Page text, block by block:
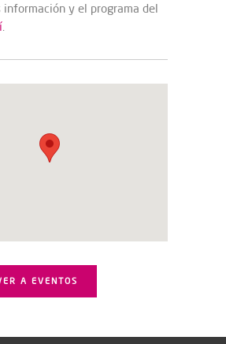
información y el programa del
.
A EVENTOS